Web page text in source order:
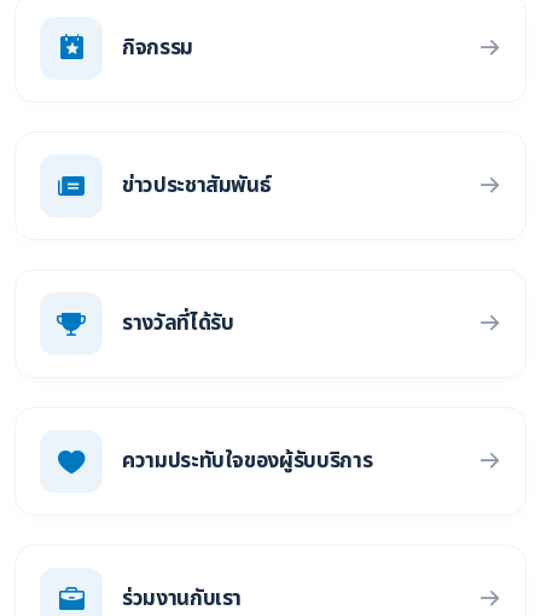
กิจกรรม
ข่าวประชาสัมพันธ์
รางวัลที่ได้รับ
ความประทับใจของผู้รับบริการ
ร่วมงานกับเรา